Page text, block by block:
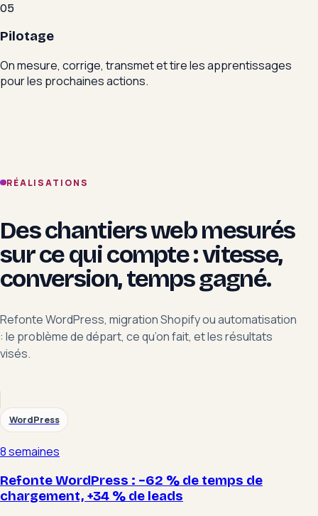
05
Pilotage
On mesure, corrige, transmet et tire les apprentissages
pour les prochaines actions.
RÉALISATIONS
Des chantiers web mesurés
sur ce qui compte : vitesse,
conversion, temps gagné.
Refonte WordPress, migration Shopify ou automatisation
: le problème de départ, ce qu’on fait, et les résultats
visés.
WordPress
8 semaines
Refonte WordPress : −62 % de temps de
chargement, +34 % de leads